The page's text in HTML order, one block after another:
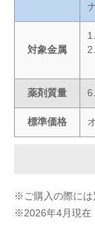
対象金属
薬剤質量
標準価格
※ご購入の際には
※2026年4月現